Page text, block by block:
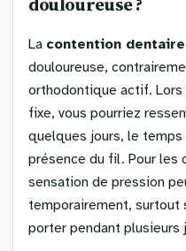
La contention dentaire
douloureuse,
orthodontique actif. Lors
fixe, vous pourriez
quelques jours, le temps
présence du fil. Pour les
sensation de pression
temporairement, surtout
porter pendant plusieurs